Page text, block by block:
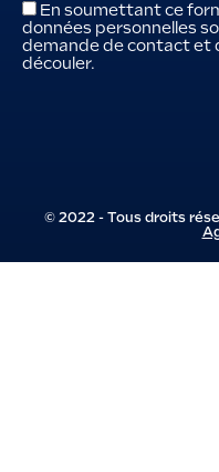
En soumettant ce
données personnelles
demande de contact et
découler.
© 2022 - Tous droits